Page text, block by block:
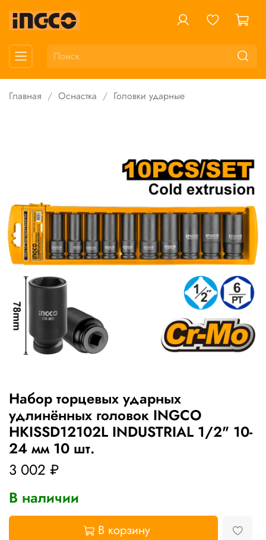
Главная Оснастка Головки ударные
Набор торцевых ударных
удлинённых головок INGCO
HKISSD12102L INDUSTRIAL 1/2" 10-
24 мм 10 шт.
3 002 ₽
В наличии
В корзину